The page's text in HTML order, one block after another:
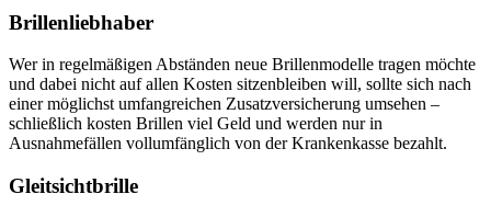
Brillenliebhaber
Wer in regelmäßigen Abständen neue Brillenmodelle tragen möchte
und dabei nicht auf allen Kosten sitzenbleiben will, sollte sich nach
einer möglichst umfangreichen Zusatzversicherung umsehen –
schließlich kosten Brillen viel Geld und werden nur in
Ausnahmefällen vollumfänglich von der Krankenkasse bezahlt.
Gleitsichtbrille